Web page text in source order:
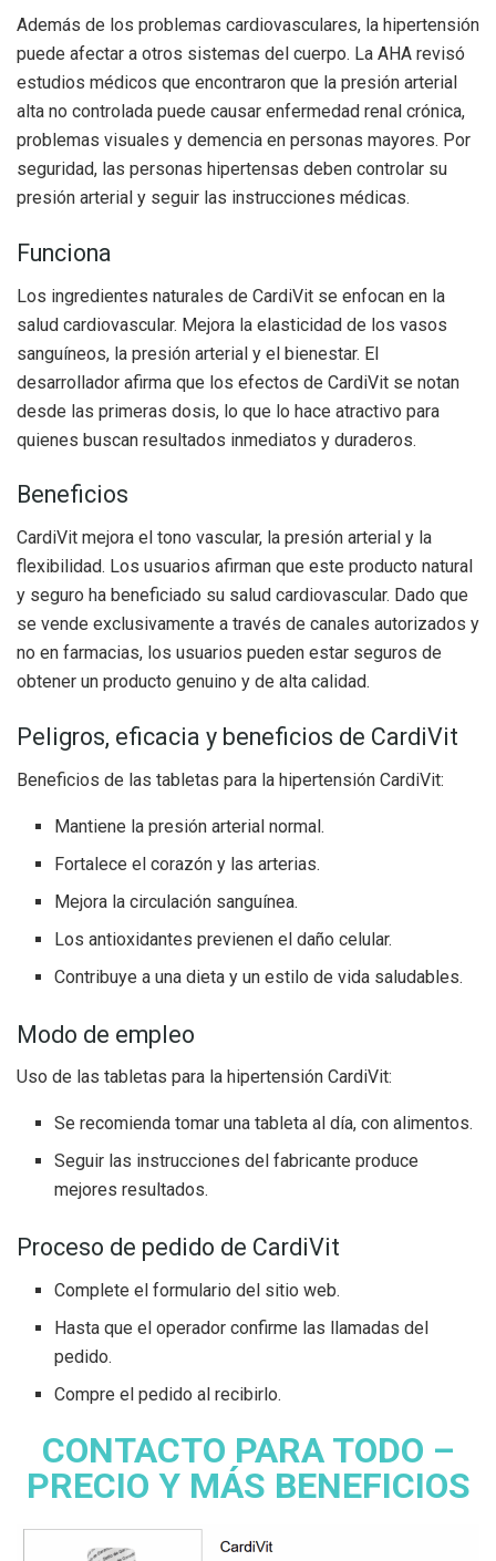
Además de los problemas cardiovasculares, la hipertensión
puede afectar a otros sistemas del cuerpo. La AHA revisó
estudios médicos que encontraron que la presión arterial
alta no controlada puede causar enfermedad renal crónica,
problemas visuales y demencia en personas mayores. Por
seguridad, las personas hipertensas deben controlar su
presión arterial y seguir las instrucciones médicas.
Funciona
Los ingredientes naturales de CardiVit se enfocan en la
salud cardiovascular. Mejora la elasticidad de los vasos
sanguíneos, la presión arterial y el bienestar. El
desarrollador afirma que los efectos de CardiVit se notan
desde las primeras dosis, lo que lo hace atractivo para
quienes buscan resultados inmediatos y duraderos.
Beneficios
CardiVit mejora el tono vascular, la presión arterial y la
flexibilidad. Los usuarios afirman que este producto natural
y seguro ha beneficiado su salud cardiovascular. Dado que
se vende exclusivamente a través de canales autorizados y
no en farmacias, los usuarios pueden estar seguros de
obtener un producto genuino y de alta calidad.
Peligros, eficacia y beneficios de CardiVit
Beneficios de las tabletas para la hipertensión CardiVit:
Mantiene la presión arterial normal.
Fortalece el corazón y las arterias.
Mejora la circulación sanguínea.
Los antioxidantes previenen el daño celular.
Contribuye a una dieta y un estilo de vida saludables.
Modo de empleo
Uso de las tabletas para la hipertensión CardiVit:
Se recomienda tomar una tableta al día, con alimentos.
Seguir las instrucciones del fabricante produce
mejores resultados.
Proceso de pedido de CardiVit
Complete el formulario del sitio web.
Hasta que el operador confirme las llamadas del
pedido.
Compre el pedido al recibirlo.
CONTACTO PARA TODO –
PRECIO Y MÁS BENEFICIOS